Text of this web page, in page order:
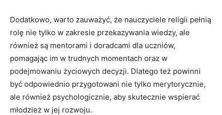
Dodatkowo, warto zauważyć, że nauczyciele religii pełnią
rolę nie tylko w zakresie przekazywania wiedzy, ale
również są mentorami i doradcami dla uczniów,
pomagając im w trudnych momentach oraz w
podejmowaniu życiowych decyzji. Dlatego też powinni
być odpowiednio przygotowani nie tylko merytorycznie,
ale również psychologicznie, aby skutecznie wspierać
młodzież w jej rozwoju.